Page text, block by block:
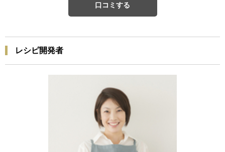
口コミする
レシピ開発者